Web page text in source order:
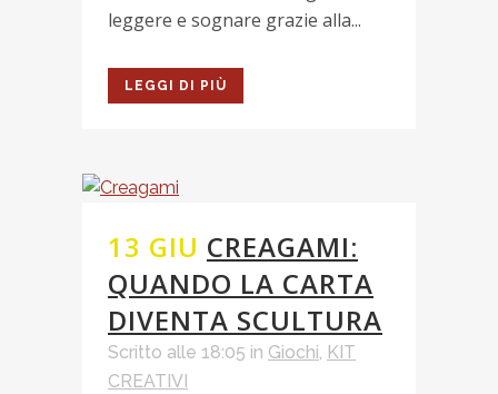
leggere e sognare grazie alla...
LEGGI DI PIÙ
13 GIU CREAGAMI:
QUANDO LA CARTA
DIVENTA SCULTURA
Scritto alle 18:05 in Giochi, KIT
CREATIVI